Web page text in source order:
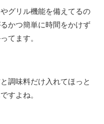
グリル機能を備えてるの
かつ簡単に時間をかけず
てます。
調味料だけ入れてほっと
すよね。